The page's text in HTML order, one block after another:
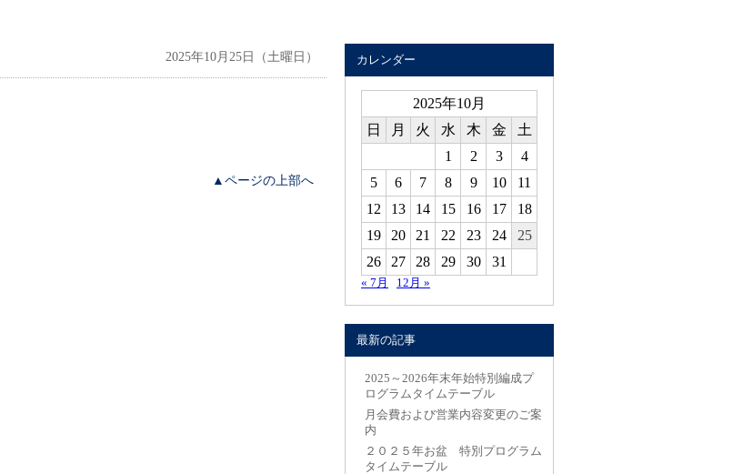
カレンダー
2025年10月
日
月 火 水 木 金
土
1
2 3
4
5
6 7 8 9 10
11
12
13 14 15 16 17
18
19
20 21 22 23 24
25
26
27 28 29 30 31
« 7月 12月 »
最新の記事
2025～2026年末年始特別編成プ
ログラムタイムテーブル
月会費および営業内容変更のご案
内
２０２５年お盆 特別プログラム
タイムテーブル
2025年10月25日（土曜日）
▲ページの上部へ